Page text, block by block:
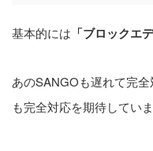
基本的には 「ブロックエ
あのSANGOも遅れて完
も完全対応を期待していま